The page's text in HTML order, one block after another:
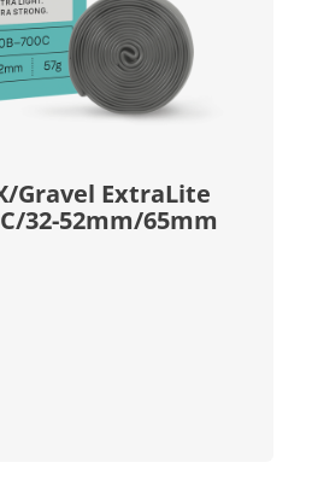
ExtraLite
32-52mm/65mm